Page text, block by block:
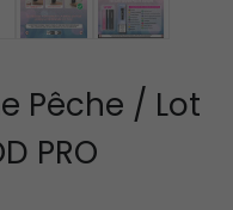
Pêche / Lot
PRO